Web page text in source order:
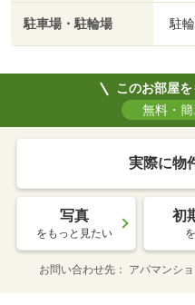
駐車場・駐輪場 駐
このお部屋を
無料・
実際に物
写真
をもっと見たい
初
お問い合わせ先 アパマンシ